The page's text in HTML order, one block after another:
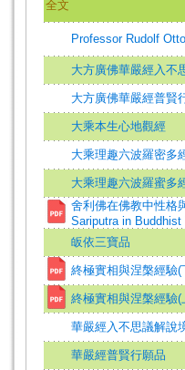
全文
Professor Rudolf
大方廣佛華嚴經入不
大方廣佛華嚴經普賢
大乘本生心地觀經
大乘理趣六波羅密多
大乘理趣六波羅蜜多
舍利佛在佛教中性格
Sariputra in Buddhist
皈依三寶品
終極實相與涅槃經驗(
終極實相與涅槃經驗(
華嚴經入不思議解說
華嚴經普賢行願品